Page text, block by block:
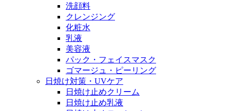
洗顔料
クレンジング
化粧水
乳液
美容液
パック・フェイスマスク
ゴマージュ・ピーリング
日焼け対策・UVケア
日焼け止めクリーム
日焼け止め乳液